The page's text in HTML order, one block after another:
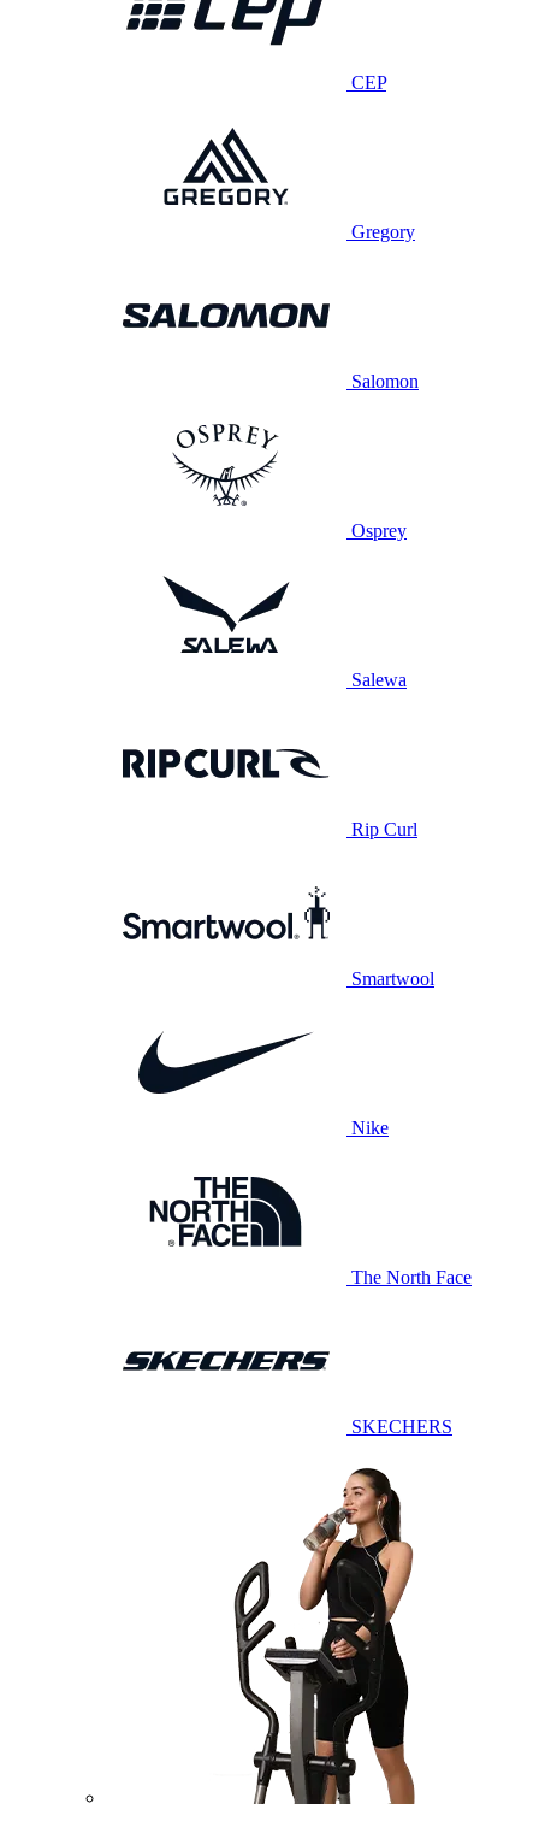
CEP
Gregory
Salomon
Osprey
Salewa
Rip Curl
Smartwool
Nike
The North Face
SKECHERS